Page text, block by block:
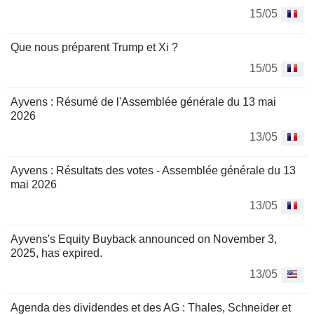
15/05
Que nous préparent Trump et Xi ?
15/05
Ayvens : Résumé de l'Assemblée générale du 13 mai
2026
13/05
Ayvens : Résultats des votes - Assemblée générale du 13
mai 2026
13/05
Ayvens's Equity Buyback announced on November 3,
2025, has expired.
13/05
Agenda des dividendes et des AG : Thales, Schneider et